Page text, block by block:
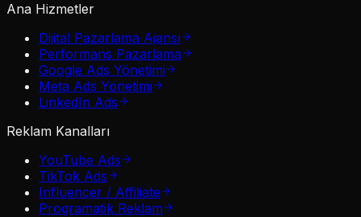
Ana Hizmetler
Dijital Pazarlama Ajansı
Performans Pazarlama
Google Ads Yönetimi
Meta Ads Yönetimi
LinkedIn Ads
Reklam Kanalları
YouTube Ads
TikTok Ads
Influencer / Affiliate
Programatik Reklam